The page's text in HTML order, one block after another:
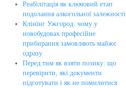
Реабілітація як ключовий етап
подолання алкогольної залежності
Клінінг Ужгород: чому у
новобудовах професійне
прибирання замовляють майже
одразу
Перед тим як взяти позику: що
перевірити, які документи
підготувати і як не помилитися